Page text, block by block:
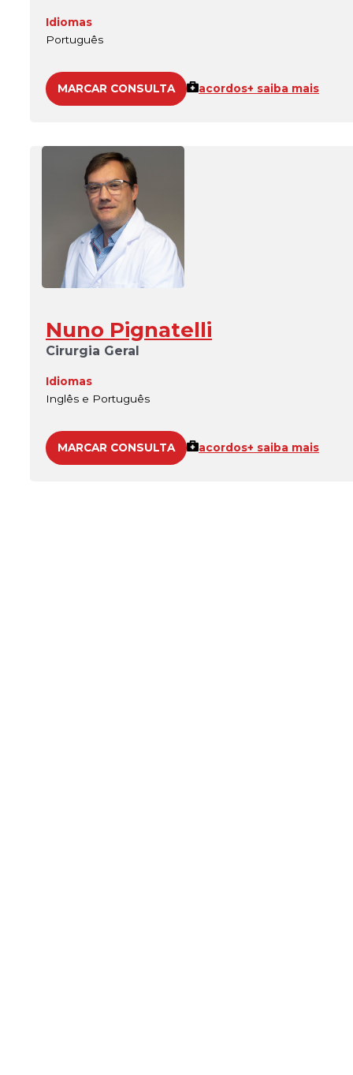
Idiomas
Português
MARCAR CONSULTA acordos+ saiba mais
Nuno Pignatelli
Cirurgia Geral
Idiomas
Inglês e Português
MARCAR CONSULTA acordos+ saiba mais